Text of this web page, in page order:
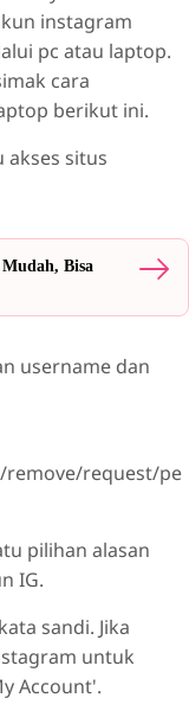
instagram
pc atau laptop.
cara
berikut ini.
akses situs
Bisa
username dan
request/pe
pilihan alasan
IG.
sandi. Jika
untuk
Account'.